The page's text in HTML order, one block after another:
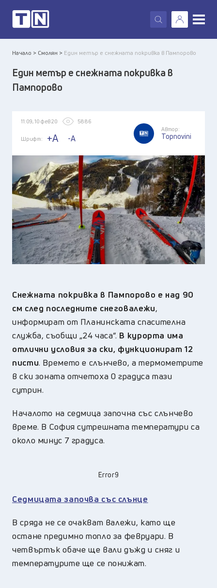
X
Начало > Смолян > Един метър е снежната покривка в Пампорово
Един метър е снежната покривка в
Пампорово
11:09, 10 фев 20 5886
Шрифт: +A -A
Автор:
Topnovini
Снежната покривка в Пампорово е над 90
см след последните снеговалежи,
информират от Планинската спасителна
служба, съобщи „24 часа“. В курорта има
отлични условия за ски, функционират 12
писти. Времето е слънчево, а термометрите
в ски зоната отчетоха 0 градуса тази
сутрин.
Началото на седмица започна със слънчево
време. В София сутрешната температури са
около минус 7 градуса.
Error9
Седмицата започва със слънце
В сряда не се очакват валежи, като ще
остане предимно топло за февруари. В
четвъртък обаче ще вали дъжд и сняг и
температурите ще се понижат.